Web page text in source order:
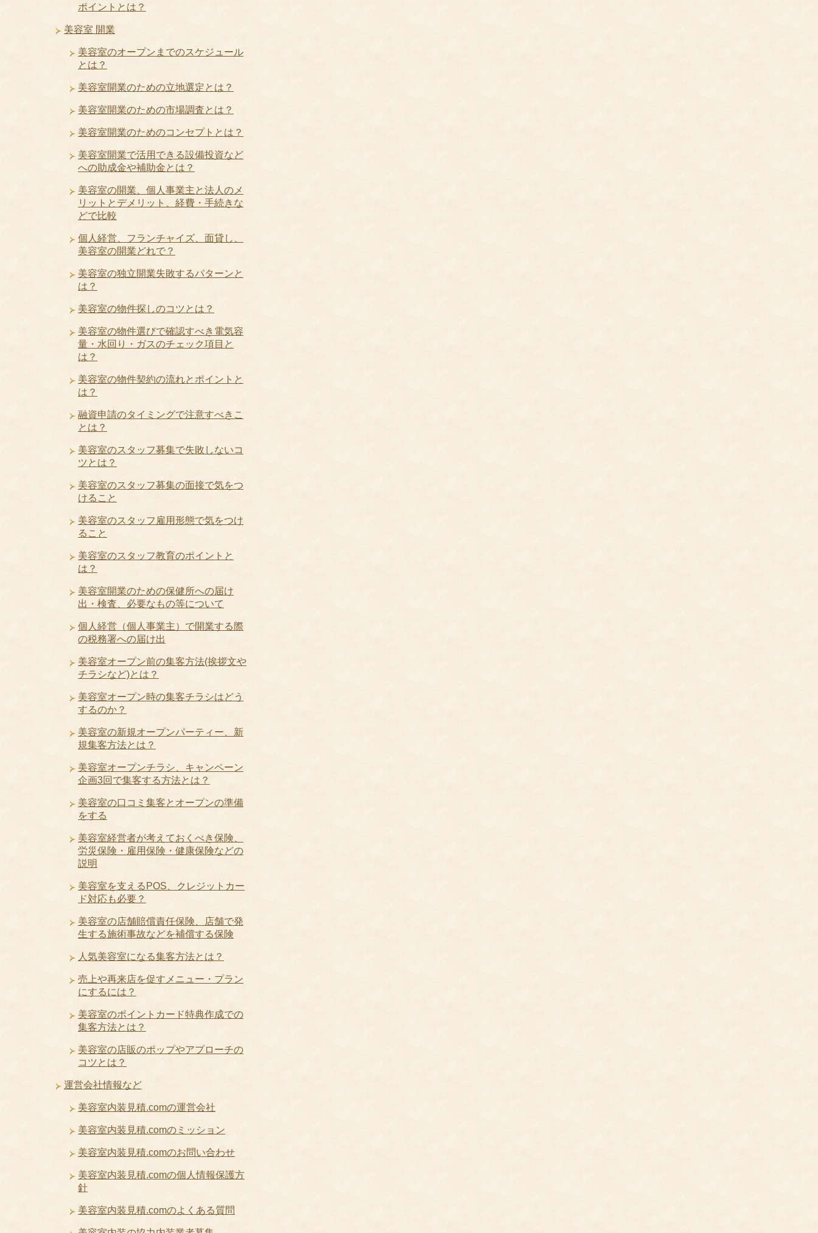
ポイントとは？
美容室 開業
美容室のオープンまでのスケジュール
とは？
美容室開業のための立地選定とは？
美容室開業のための市場調査とは？
美容室開業のためのコンセプトとは？
美容室開業で活用できる設備投資など
への助成金や補助金とは？
美容室の開業、個人事業主と法人のメ
リットとデメリット、経費・手続きな
どで比較
個人経営、フランチャイズ、面貸し、
美容室の開業どれで？
美容室の独立開業失敗するパターンと
は？
美容室の物件探しのコツとは？
美容室の物件選びで確認すべき電気容
量・水回り・ガスのチェック項目と
は？
美容室の物件契約の流れとポイントと
は？
融資申請のタイミングで注意すべきこ
とは？
美容室のスタッフ募集で失敗しないコ
ツとは？
美容室のスタッフ募集の面接で気をつ
けること
美容室のスタッフ雇用形態で気をつけ
ること
美容室のスタッフ教育のポイントと
は？
美容室開業のための保健所への届け
出・検査、必要なもの等について
個人経営（個人事業主）で開業する際
の税務署への届け出
美容室オープン前の集客方法(挨拶文や
チラシなど)とは？
美容室オープン時の集客チラシはどう
するのか？
美容室の新規オープンパーティー、新
規集客方法とは？
美容室オープンチラシ、キャンペーン
企画3回で集客する方法とは？
美容室の口コミ集客とオープンの準備
をする
美容室経営者が考えておくべき保険、
労災保険・雇用保険・健康保険などの
説明
美容室を支えるPOS、クレジットカー
ド対応も必要？
美容室の店舗賠償責任保険、店舗で発
生する施術事故などを補償する保険
人気美容室になる集客方法とは？
売上や再来店を促すメニュー・プラン
にするには？
美容室のポイントカード特典作成での
集客方法とは？
美容室の店販のポップやアプローチの
コツとは？
運営会社情報など
美容室内装見積.comの運営会社
美容室内装見積.comのミッション
美容室内装見積.comのお問い合わせ
美容室内装見積.comの個人情報保護方
針
美容室内装見積.comのよくある質問